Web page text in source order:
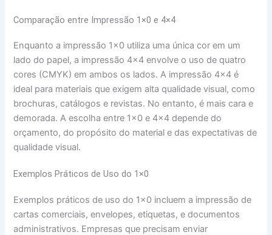
Comparação entre Impressão 1×0 e 4×4
Enquanto a impressão 1×0 utiliza uma única cor em um
lado do papel, a impressão 4×4 envolve o uso de quatro
cores (CMYK) em ambos os lados. A impressão 4×4 é
ideal para materiais que exigem alta qualidade visual, como
brochuras, catálogos e revistas. No entanto, é mais cara e
demorada. A escolha entre 1×0 e 4×4 depende do
orçamento, do propósito do material e das expectativas de
qualidade visual.
Exemplos Práticos de Uso do 1×0
Exemplos práticos de uso do 1×0 incluem a impressão de
cartas comerciais, envelopes, etiquetas, e documentos
administrativos. Empresas que precisam enviar